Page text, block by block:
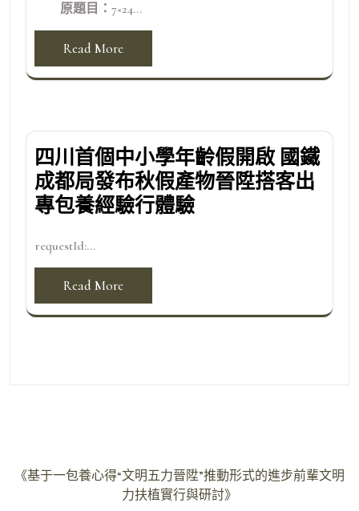
原題目：7×24...
Read More
四川首個中小學年齡假開啟 國鐵
成都局發布秋假產物晉陞搭客出
專包養經驗行體驗
requestId:...
Read More
文
《基于一包養心得“文明五力晉陞”推動形式的進步前輩文明
力扶植實行與研討》